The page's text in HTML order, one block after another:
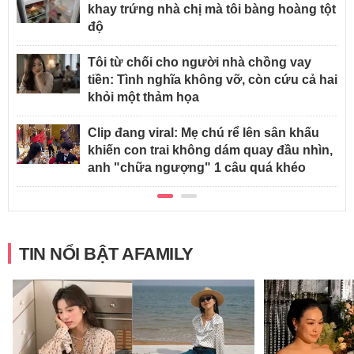
khay trứng nhà chị mà tôi bàng hoàng tột
độ
Tôi từ chối cho người nhà chồng vay
tiền: Tình nghĩa không vỡ, còn cứu cả hai
khỏi một thảm họa
Clip đang viral: Mẹ chú rể lên sân khấu
khiến con trai không dám quay đầu nhìn,
anh "chữa ngượng" 1 câu quá khéo
TIN NỔI BẬT AFAMILY